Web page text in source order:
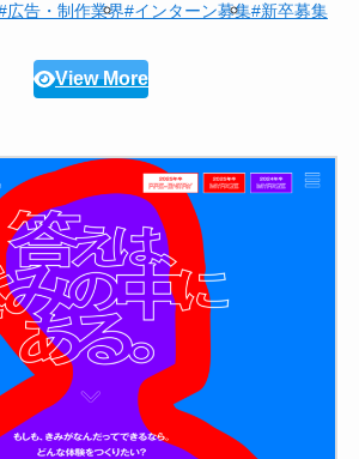
広告・制作業界#インターン募集#新卒募集
View More